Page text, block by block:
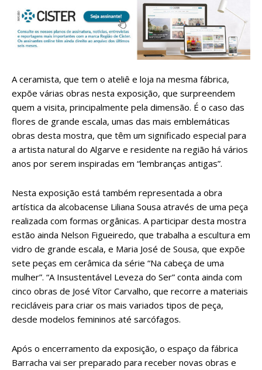
A ceramista, que tem o ateliê e loja na mesma fábrica,
expõe várias obras nesta exposição, que surpreendem
quem a visita, principalmente pela dimensão. É o caso das
flores de grande escala, umas das mais emblemáticas
obras desta mostra, que têm um significado especial para
a artista natural do Algarve e residente na região há vários
anos por serem inspiradas em “lembranças antigas”.
Nesta exposição está também representada a obra
artística da alcobacense Liliana Sousa através de uma peça
realizada com formas orgânicas. A participar desta mostra
estão ainda Nelson Figueiredo, que trabalha a escultura em
vidro de grande escala, e Maria José de Sousa, que expõe
sete peças em cerâmica da série “Na cabeça de uma
mulher”. “A Insustentável Leveza do Ser” conta ainda com
cinco obras de José Vítor Carvalho, que recorre a materiais
recicláveis para criar os mais variados tipos de peça,
desde modelos femininos até sarcófagos.
Após o encerramento da exposição, o espaço da fábrica
Barracha vai ser preparado para receber novas obras e